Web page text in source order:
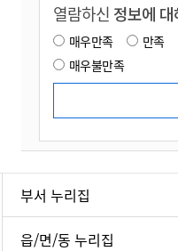
열람하신 정보에
매우만족 만족
매우불만족
부서 누리집
읍/면/동 누리집